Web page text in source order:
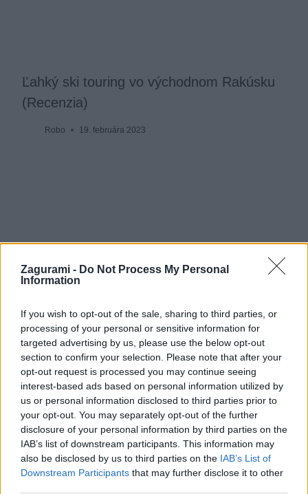
Zagurami - Do Not Process My Personal
Information
If you wish to opt-out of the sale, sharing to third parties, or
processing of your personal or sensitive information for
targeted advertising by us, please use the below opt-out
section to confirm your selection. Please note that after your
opt-out request is processed you may continue seeing
interest-based ads based on personal information utilized by
us or personal information disclosed to third parties prior to
your opt-out. You may separately opt-out of the further
disclosure of your personal information by third parties on the
IAB’s list of downstream participants. This information may
also be disclosed by us to third parties on the IAB’s List of
Downstream Participants that may further disclose it to other
Ľahký ski touring vo východnom Rakúsku
(Recenzia)
Robo 19. februára 2023
Ski touring na Schneeberg cez
Wurzengraben
Jaro 11. februára 2024